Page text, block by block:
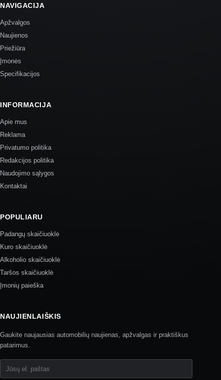
NAVIGACIJA
Apžvalgos
Naujienos
Priežiūra
Įmonės
Specifikacijos
INFORMACIJA
Apie mus
Reklama
Privatumo politika
Redakcijos politika
Naudojimo sąlygos
Kontaktai
POPULIARU
Padangų skaičiuoklė
Kuro skaičiuoklė
Alkoholio skaičiuoklė
Taršos skaičiuoklė
Įmonių paieška
NAUJIENLAIŠKIS
Gaukite naujausias automobilių naujienas, apžvalgas ir praktiškus
patarimus.
Jūsų el. paštas